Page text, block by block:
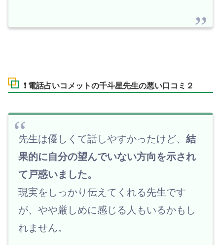
❗ 電話占いコメットの千斗星先生の悪い口コミ２
先生は優しくて話しやすかったけど、 結
果的に自分の望んでいない方向を示され
て戸惑いました。
現実をしっかり伝えてくれる先生です
が、やや厳しめに感じる人もいるかもし
れません。